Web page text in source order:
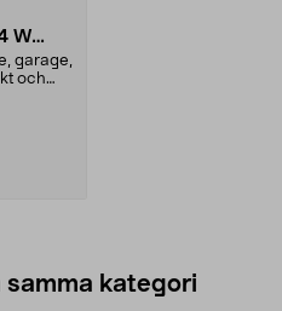
W
garage,
och
samma kategori